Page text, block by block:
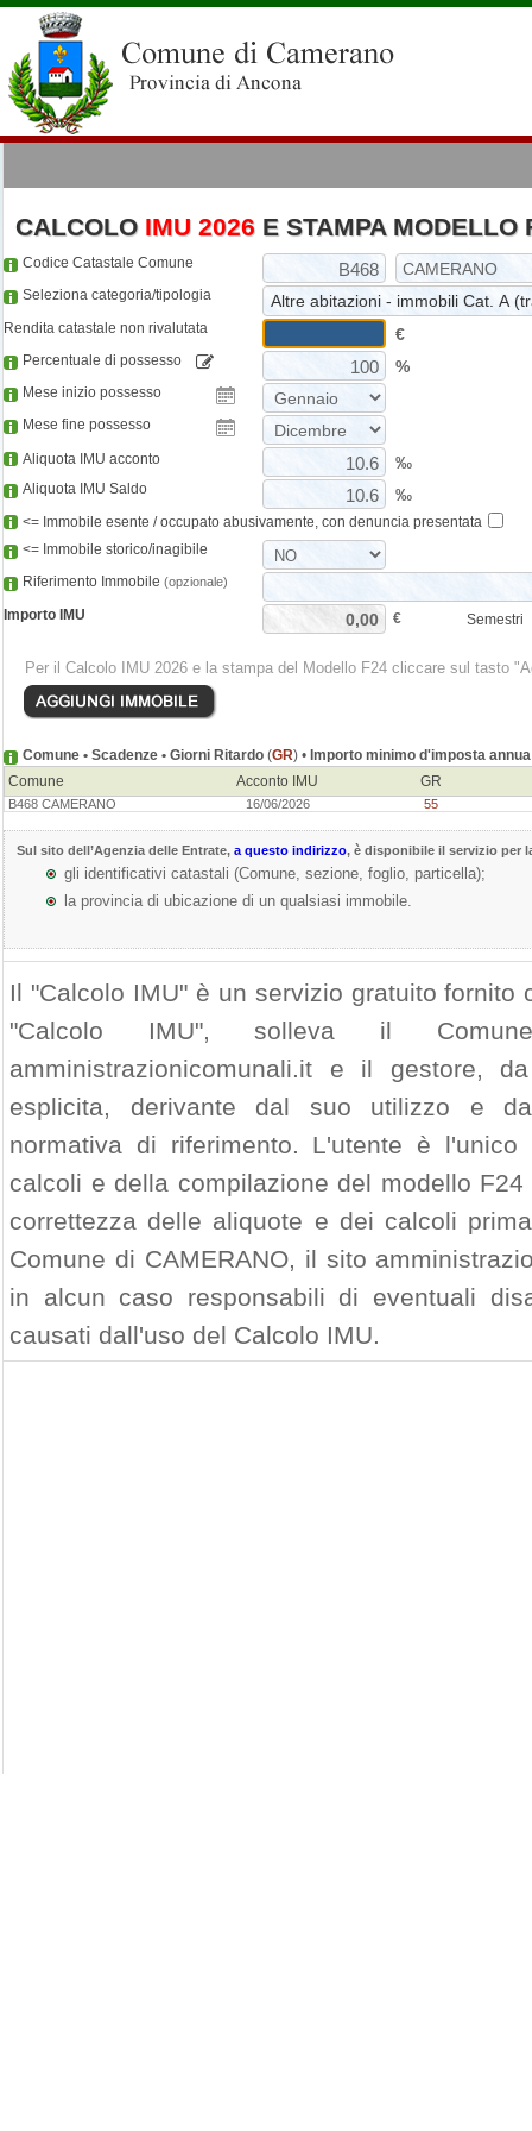
CALCOLO IMU 2026E STAMPA MODELLO
Codice Catastale Comune
Seleziona categoria/tipologia
Rendita catastale non rivalutata
€
Percentuale di possesso %
Mese inizio possesso
Mese fine possesso
Aliquota IMU acconto ‰
Aliquota IMU Saldo ‰
<= Immobile esente / occupato abusivamente, con denuncia presentata
<= Immobile storico/inagibile
Riferimento Immobile (opzionale)
Importo IMU € Semestri
Per il Calcolo IMU 2026 e la stampa del Modello F24 cliccare sul tasto
Comune • Scadenze • Giorni Ritardo (GR) • Importo minimo d'imposta annua
Comune
Acconto IMU GR
B468 CAMERANO 16/06/2026 55
Sul sito dell’Agenzia delle Entrate, a questo indirizzo, è disponibile il servizio per
gli identificativi catastali (Comune, sezione, foglio, particella);
la provincia di ubicazione di un qualsiasi immobile.
Il "Calcolo IMU" è un servizio gratuito
"Calcolo IMU", solleva il
amministrazionicomunali.it e il gestore,
esplicita, derivante dal suo utilizzo e
normativa di riferimento. L'utente è
calcoli e della compilazione del modello
correttezza delle aliquote e dei calcoli
Comune di CAMERANO, il sito
in alcun caso responsabili di eventuali
causati dall'uso del Calcolo IMU.